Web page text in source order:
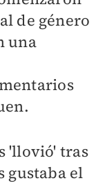
de género
una
'llovió' tras
gustaba el